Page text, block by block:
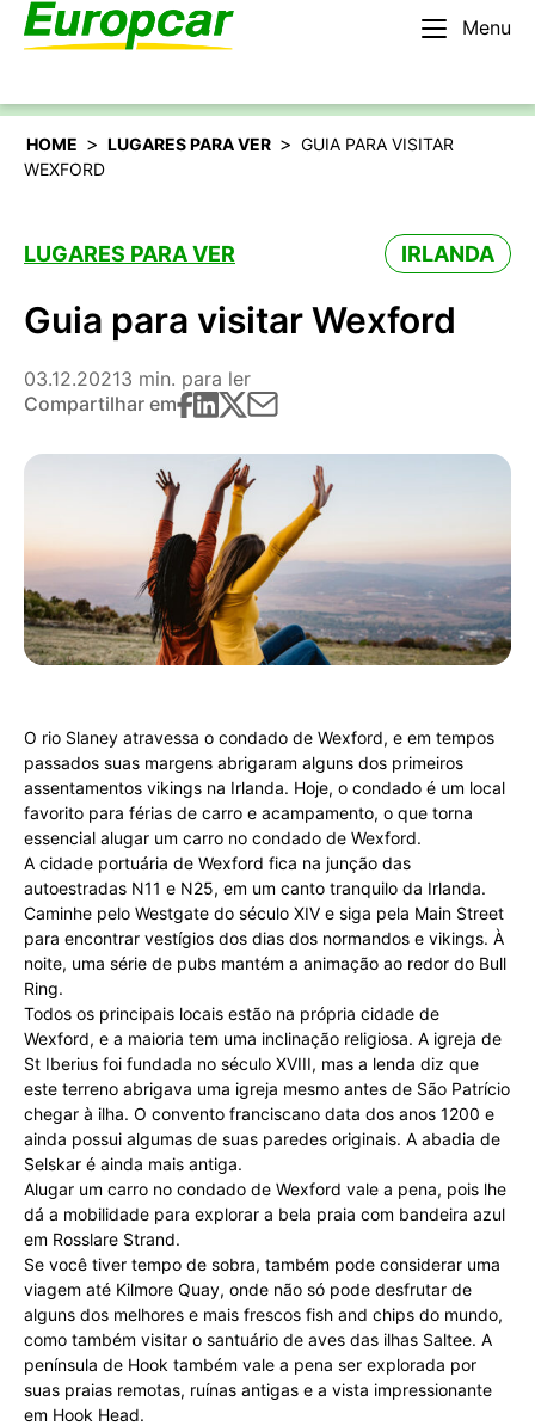
Menu
Português
HOME > LUGARES PARA VER > GUIA PARA VISITAR
WEXFORD
LUGARES PARA VER IRLANDA
Guia para visitar Wexford
03.12.20213 min. para ler
Compartilhar em
O rio Slaney atravessa o condado de Wexford, e em tempos
passados suas margens abrigaram alguns dos primeiros
assentamentos vikings na Irlanda. Hoje, o condado é um local
favorito para férias de carro e acampamento, o que torna
essencial alugar um carro no condado de Wexford.
A cidade portuária de Wexford fica na junção das
autoestradas N11 e N25, em um canto tranquilo da Irlanda.
Caminhe pelo Westgate do século XIV e siga pela Main Street
para encontrar vestígios dos dias dos normandos e vikings. À
noite, uma série de pubs mantém a animação ao redor do Bull
Ring.
Todos os principais locais estão na própria cidade de
Wexford, e a maioria tem uma inclinação religiosa. A igreja de
St Iberius foi fundada no século XVIII, mas a lenda diz que
este terreno abrigava uma igreja mesmo antes de São Patrício
chegar à ilha. O convento franciscano data dos anos 1200 e
ainda possui algumas de suas paredes originais. A abadia de
Selskar é ainda mais antiga.
Alugar um carro no condado de Wexford vale a pena, pois lhe
dá a mobilidade para explorar a bela praia com bandeira azul
em Rosslare Strand.
Se você tiver tempo de sobra, também pode considerar uma
viagem até Kilmore Quay, onde não só pode desfrutar de
alguns dos melhores e mais frescos fish and chips do mundo,
como também visitar o santuário de aves das ilhas Saltee. A
península de Hook também vale a pena ser explorada por
suas praias remotas, ruínas antigas e a vista impressionante
em Hook Head.